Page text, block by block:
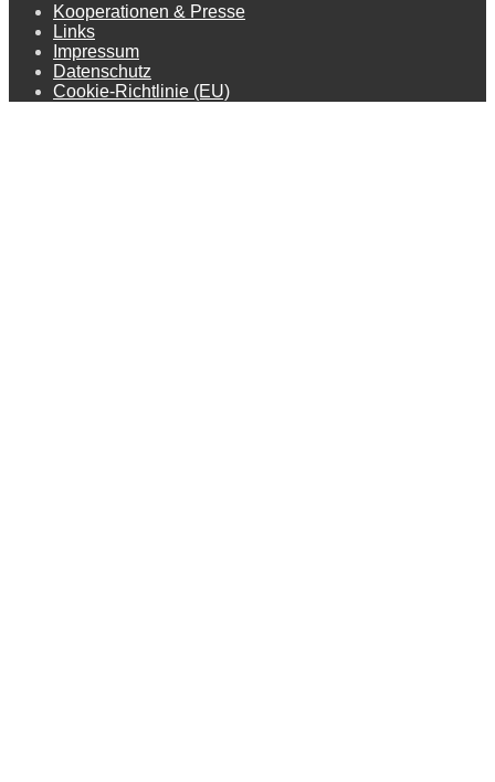
Kooperationen & Presse
Links
Impressum
Datenschutz
Cookie-Richtlinie (EU)